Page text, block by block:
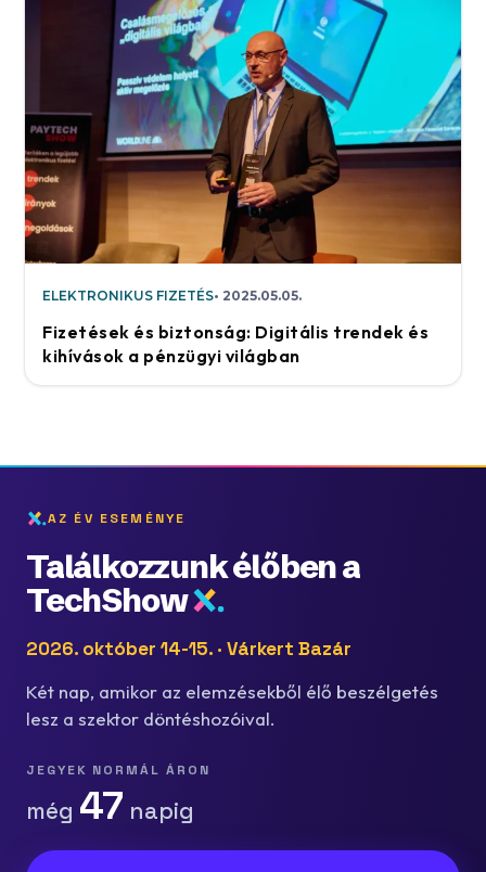
ELEKTRONIKUS FIZETÉS 2025.05.05.
Fizetések és biztonság: Digitális trendek és
kihívások a pénzügyi világban
AZ ÉV ESEMÉNYE
Találkozzunk élőben a
TechShow
2026. október 14-15. · Várkert Bazár
Két nap, amikor az elemzésekből élő beszélgetés
lesz a szektor döntéshozóival.
JEGYEK NORMÁL ÁRON
még 47 napig